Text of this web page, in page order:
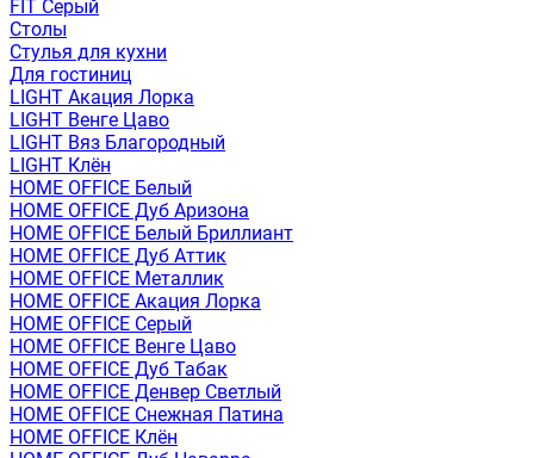
FIT Серый
Столы
Стулья для кухни
Для гостиниц
LIGHT Акация Лорка
LIGHT Венге Цаво
LIGHT Вяз Благородный
LIGHT Клён
HOME OFFICE Белый
HOME OFFICE Дуб Аризона
HOME OFFICE Белый Бриллиант
HOME OFFICE Дуб Аттик
HOME OFFICE Металлик
HOME OFFICE Акация Лорка
HOME OFFICE Серый
HOME OFFICE Венге Цаво
HOME OFFICE Дуб Табак
HOME OFFICE Денвер Светлый
HOME OFFICE Снежная Патина
HOME OFFICE Клён